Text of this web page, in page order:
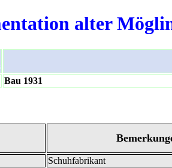
alter
Bau 1931
Schuhfabrikant